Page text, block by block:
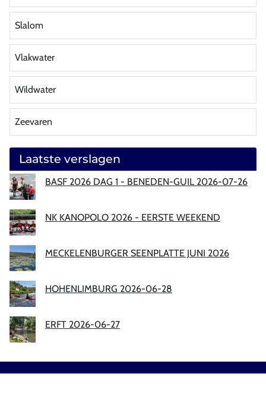
Slalom
Vlakwater
Wildwater
Zeevaren
Laatste verslagen
BASF 2026 DAG 1 - BENEDEN-GUIL 2026-07-26
NK KANOPOLO 2026 - EERSTE WEEKEND
MECKELENBURGER SEENPLATTE JUNI 2026
HOHENLIMBURG 2026-06-28
ERFT 2026-06-27